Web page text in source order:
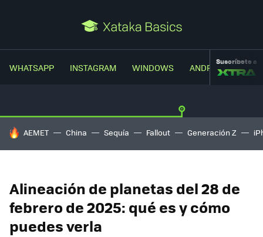
WHATSAPP INSTAGRAM WINDOWS ANDROIDSuscríbete a
HOY SE HABLA DE
AEMET China Sequía Fallout Generación Z
Alineación de planetas del 28 de
febrero de 2025: qué es y cómo
puedes verla